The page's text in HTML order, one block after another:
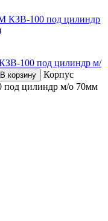
100 под цилиндр м/
В корзину
Корпус
под цилиндр м/о 70мм